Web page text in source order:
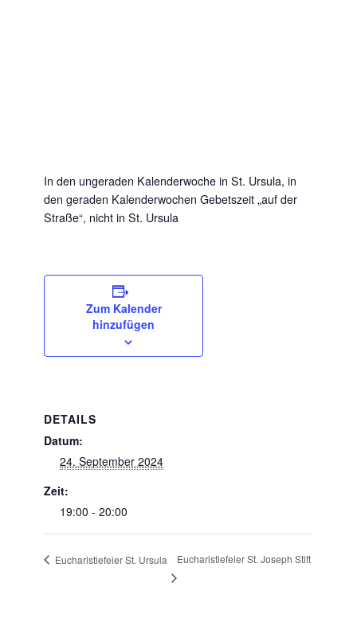
In den ungeraden Kalenderwoche in St. Ursula, in
den geraden Kalenderwochen Gebetszeit „auf der
Straße“, nicht in St. Ursula
Zum Kalender
hinzufügen
DETAILS
Datum:
24. September 2024
Zeit:
19:00 - 20:00
Eucharistiefeier St. Ursula Eucharistiefeier St. Joseph Stift